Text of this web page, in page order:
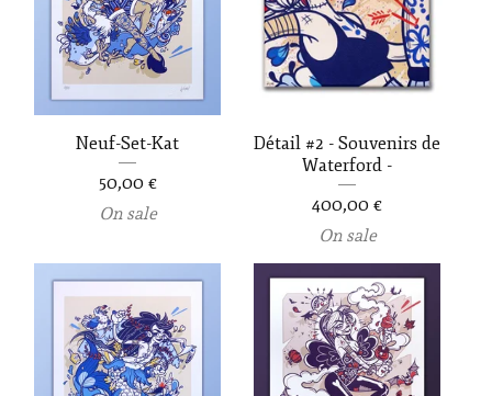
Neuf-Set-Kat
50,00 €
On sale
Détail #2 - Souvenirs de
Waterford -
400,00 €
On sale